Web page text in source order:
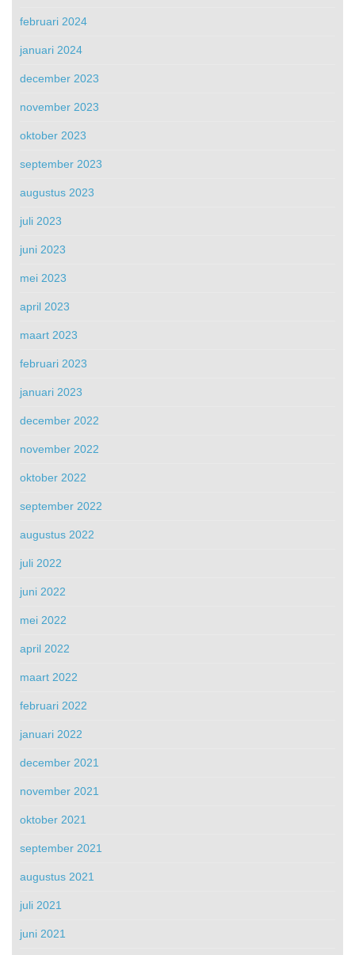
februari 2024
januari 2024
december 2023
november 2023
oktober 2023
september 2023
augustus 2023
juli 2023
juni 2023
mei 2023
april 2023
maart 2023
februari 2023
januari 2023
december 2022
november 2022
oktober 2022
september 2022
augustus 2022
juli 2022
juni 2022
mei 2022
april 2022
maart 2022
februari 2022
januari 2022
december 2021
november 2021
oktober 2021
september 2021
augustus 2021
juli 2021
juni 2021